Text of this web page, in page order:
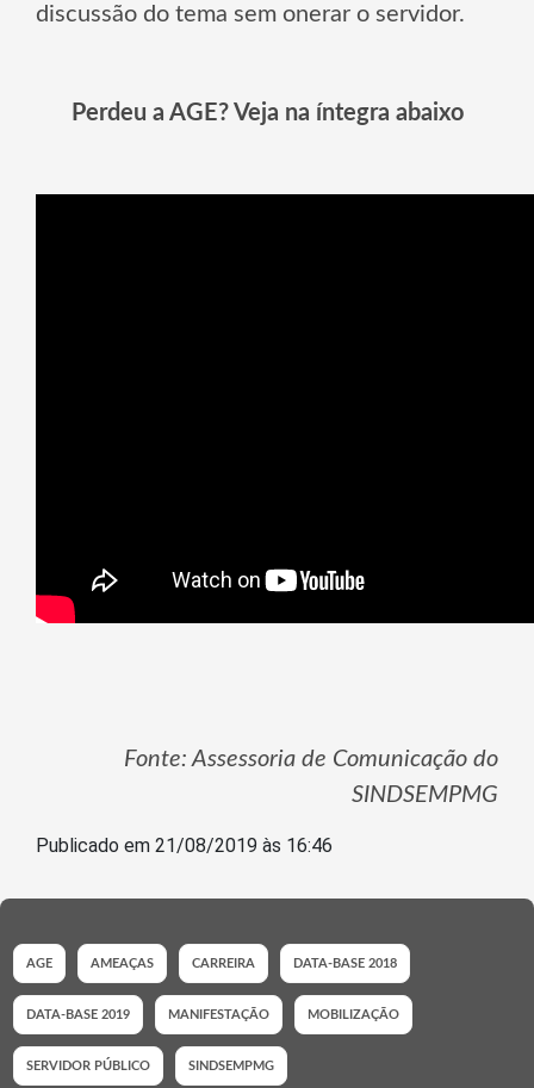
discussão do tema sem onerar o servidor.
Perdeu a AGE? Veja na íntegra abaixo
Fonte: Assessoria de Comunicação do
SINDSEMPMG
Publicado em 21/08/2019 às 16:46
AGE AMEAÇAS CARREIRA DATA-BASE 2018
DATA-BASE 2019 MANIFESTAÇÃO MOBILIZAÇÃO
SERVIDOR PÚBLICO SINDSEMPMG